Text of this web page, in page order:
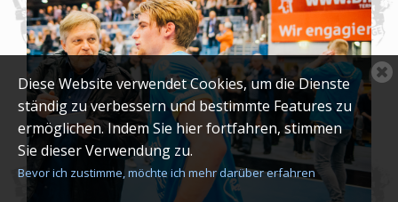
Diese Website verwendet Cookies, um die Dienste
ständig zu verbessern und bestimmte Features zu
ermöglichen. Indem Sie hier fortfahren, stimmen
Sie dieser Verwendung zu.
Bevor ich zustimme, möchte ich mehr darüber erfahren